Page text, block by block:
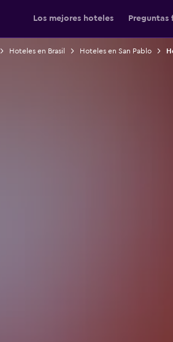
Los mejores hoteles Preguntas
Hoteles en Brasil Hoteles en San Pablo